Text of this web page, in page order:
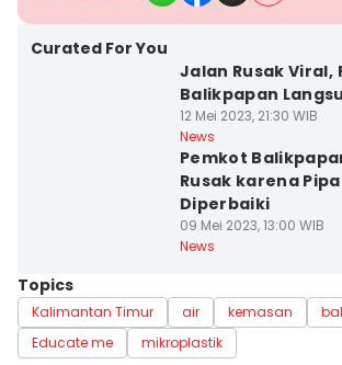
Curated For You
Jalan Rusak Viral,
Balikpapan
12 Mei 2023, 21:30 WIB
News
Pemkot
Rusak karena
Diperbaiki
09 Mei 2023, 13:00 WIB
News
Topics
Kalimantan Timur air kemasan
Educate me
mikroplastik